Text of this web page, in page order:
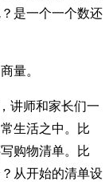
是一个一个数还
量。
讲师和家长们一
生活之中。比
购物清单。比
从开始的清单设